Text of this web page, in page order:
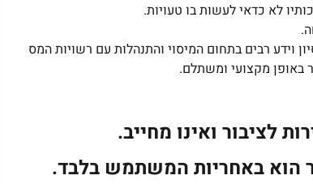
לא כדאי לעשות בו טעויות.
וידע רבים בתחום המיסוי והתנהלות עם רשויות המס
באופן מקצועי ומשתלם.
לציבור ואינו מחייב.
הוא באחריות המשתמש בלבד.